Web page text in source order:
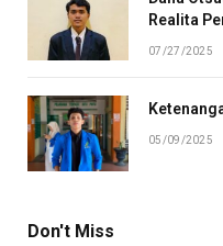
Realita
07/27/2025
05/09/2025
Don't Miss